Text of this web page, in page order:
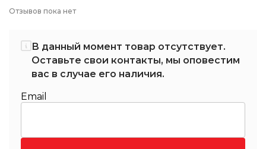
Отзывов пока нет
В данный момент товар отсутствует.
Оставьте свои контакты, мы оповестим
вас в случае его наличия.
Email